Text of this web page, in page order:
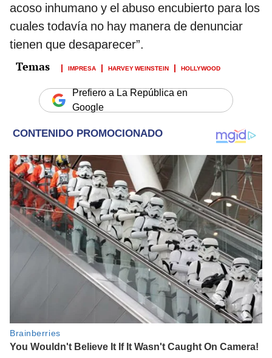
acoso inhumano y el abuso encubierto para los
cuales todavía no hay manera de denunciar
tienen que desaparecer”.
IMPRESA HARVEY WEINSTEIN HOLLYWOOD
Prefiero a La República en
Google